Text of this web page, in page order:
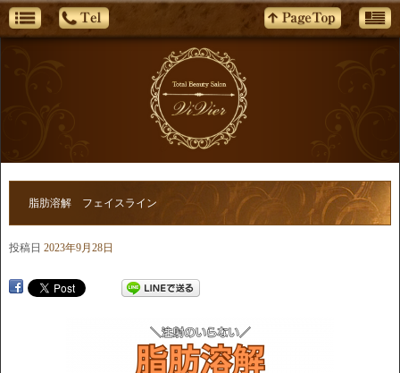
脂肪溶解 フェイスライン
投稿日 2023年9月28日